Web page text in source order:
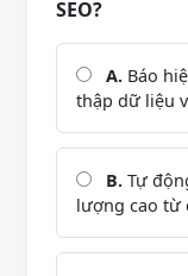
SEO?
A. Báo
thập dữ liệu
B. Tự
lượng cao từ